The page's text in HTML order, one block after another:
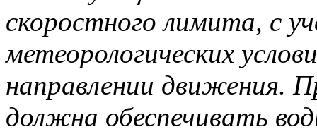
скоростного лимита, с
метеорологических
направлении движения.
должна обеспечивать